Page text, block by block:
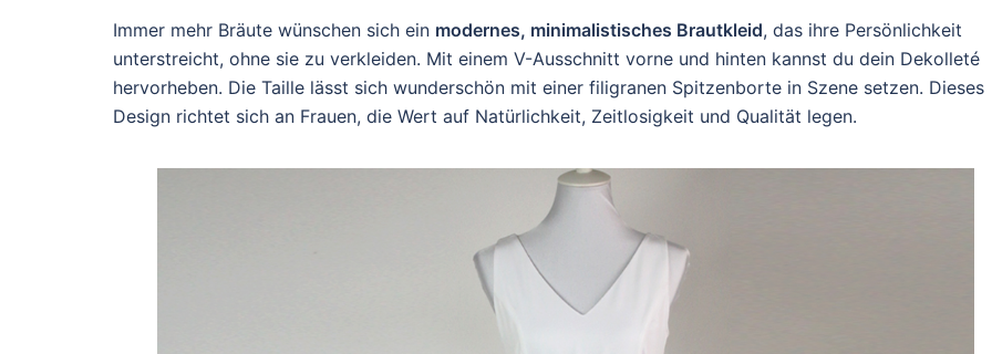
Immer mehr Bräute wünschen sich ein modernes, minimalistisches Brautkleid, das ihre Persönlichkeit
unterstreicht, ohne sie zu verkleiden. Mit einem V-Ausschnitt vorne und hinten kannst du dein Dekolleté
hervorheben. Die Taille lässt sich wunderschön mit einer filigranen Spitzenborte in Szene setzen. Dieses
Design richtet sich an Frauen, die Wert auf Natürlichkeit, Zeitlosigkeit und Qualität legen.